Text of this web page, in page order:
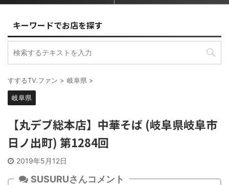
キーワードでお店を探す
すするTV.ファン > 岐阜県 >
岐阜県
【丸デブ総本店】中華そば (岐阜県岐阜市
日ノ出町) 第1284回
2019年5月12日
SUSURUさんコメント